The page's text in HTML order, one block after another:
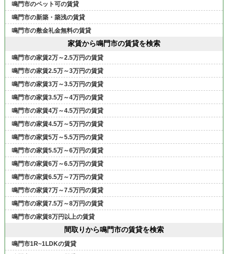
鳴門市のペット可の賃貸
鳴門市の新築・築浅の賃貸
鳴門市の敷金礼金無料の賃貸
家賃から鳴門市の賃貸を検索
鳴門市の家賃2万～2.5万円の賃貸
鳴門市の家賃2.5万～3万円の賃貸
鳴門市の家賃3万～3.5万円の賃貸
鳴門市の家賃3.5万～4万円の賃貸
鳴門市の家賃4万～4.5万円の賃貸
鳴門市の家賃4.5万～5万円の賃貸
鳴門市の家賃5万～5.5万円の賃貸
鳴門市の家賃5.5万～6万円の賃貸
鳴門市の家賃6万～6.5万円の賃貸
鳴門市の家賃6.5万～7万円の賃貸
鳴門市の家賃7万～7.5万円の賃貸
鳴門市の家賃7.5万～8万円の賃貸
鳴門市の家賃8万円以上の賃貸
間取りから鳴門市の賃貸を検索
鳴門市1R~1LDKの賃貸